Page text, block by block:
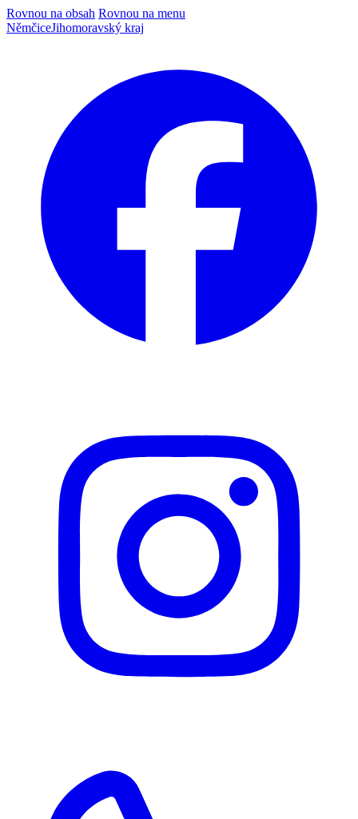
Rovnou na obsah Rovnou na menu
NěmčiceJihomoravský kraj